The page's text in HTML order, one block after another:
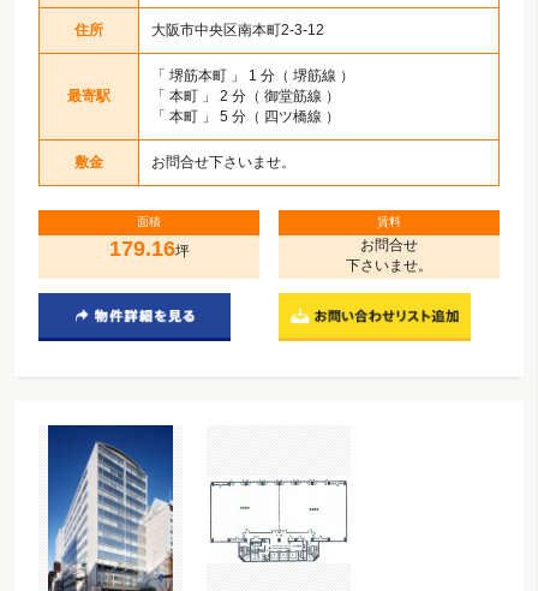
住所 大阪市中央区南本町2-3-12
最寄駅
「 堺筋本町 」 1 分（ 堺筋線 ）
「 本町 」 2 分（ 御堂筋線 ）
「 本町 」 5 分（ 四ツ橋線 ）
敷金 お問合せ下さいませ。
面積
179.16坪
賃料
お問合せ
下さいませ。